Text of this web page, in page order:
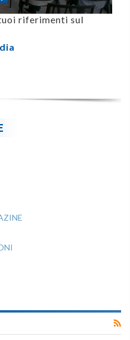
riferimenti sul